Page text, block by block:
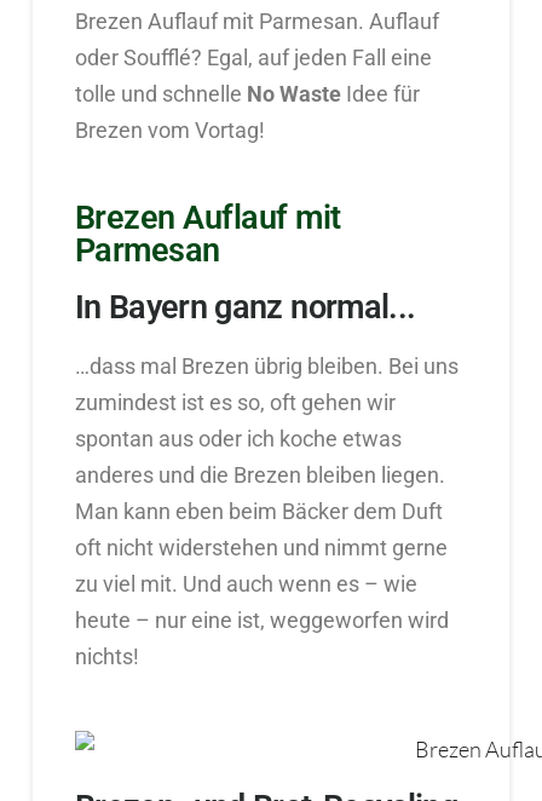
Brezen Auflauf mit Parmesan. Auflauf
oder Soufflé? Egal, auf jeden Fall eine
tolle und schnelle No WasteIdee für
Brezen vom Vortag!
Brezen Auflauf mit
Parmesan
In Bayern ganz normal...
…dass mal Brezen übrig bleiben. Bei uns
zumindest ist es so, oft gehen wir
spontan aus oder ich koche etwas
anderes und die Brezen bleiben liegen.
Man kann eben beim Bäcker dem Duft
oft nicht widerstehen und nimmt gerne
zu viel mit. Und auch wenn es – wie
heute – nur eine ist, weggeworfen wird
nichts!